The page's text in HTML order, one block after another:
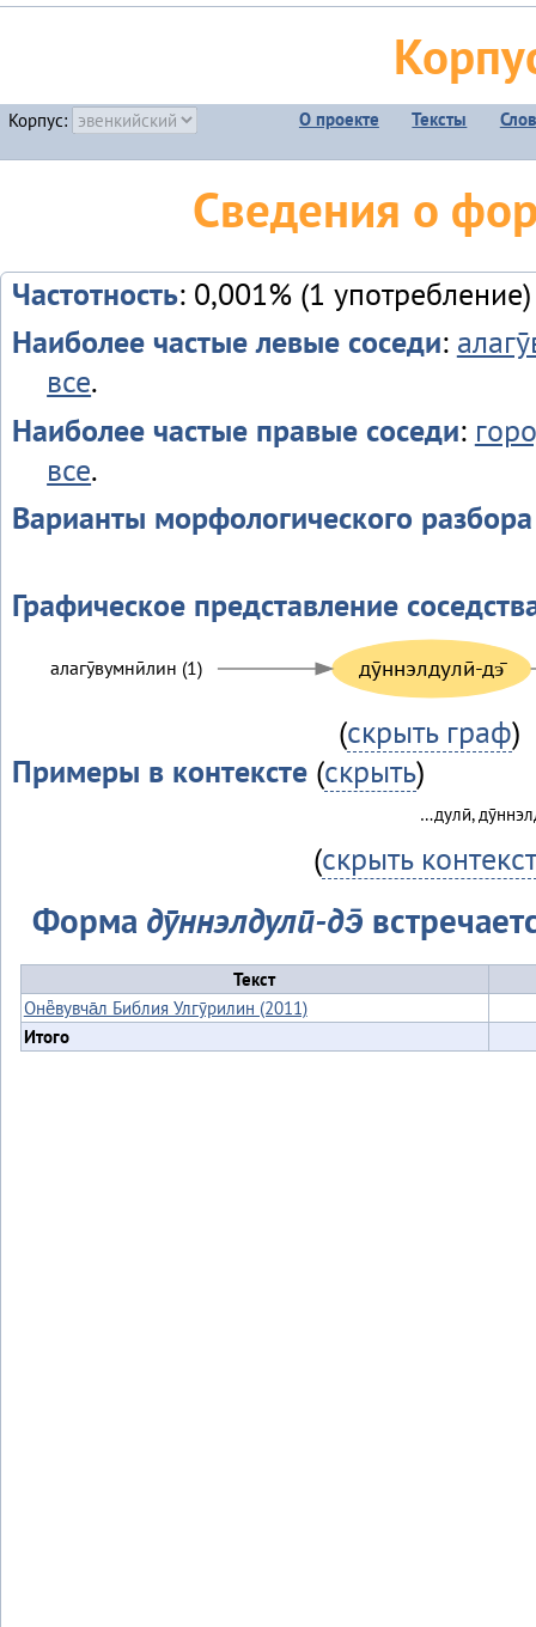
Корпус: О проекте Тексты
Сведения о
Частотность: 0,001% (1 употребление)
Наиболее частые левые соседи:
все.
Наиболее частые правые соседи:
все.
Варианты морфологического разбора
Графическое представление
дӯннэлдулӣ-дэ̄
алагӯвумнӣлин (1)
(скрыть граф)
Примеры в контексте(скрыть)
…дулӣ,
(скрыть контекст
Форма дӯннэлдулӣ-дэ̄
Текст
Онё̄вувча̄л Библия Улгӯрилин (2011)
Итого